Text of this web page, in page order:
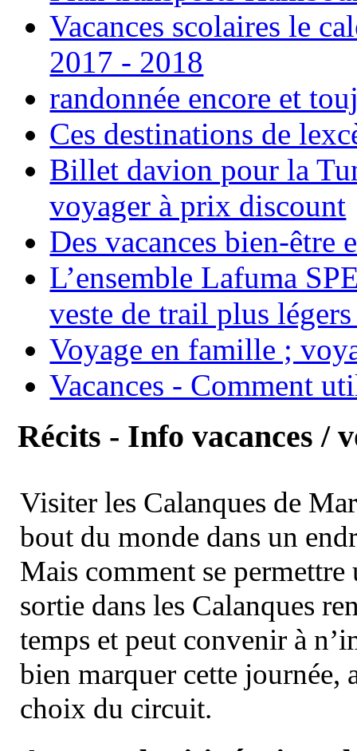
Vacances scolaires le
2017 - 2018
randonnée encore et
Ces destinations de
Billet davion pour la
voyager à prix discount
Des vacances bien-être
L’ensemble Lafuma
veste de trail plus
Voyage en famille ;
Vacances - Comment
Récits - Info vacances /
Visiter les Calanques de
bout du monde dans un
Mais comment se permettre
sortie dans les Calanques
temps et peut convenir à
bien marquer cette journée,
choix du circuit.